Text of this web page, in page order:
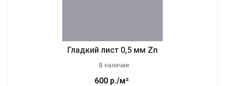
Гладкий лист 0,5 мм Zn
В наличии
600 р./м²